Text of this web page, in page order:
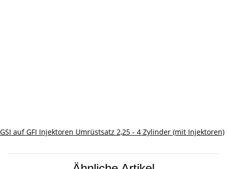
GSI auf GFI Injektoren Umrüstsatz 2,25 - 4 Zylinder (mit Injektoren)